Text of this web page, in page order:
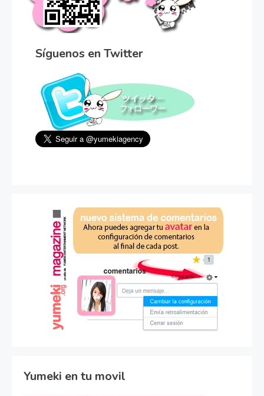
Síguenos en Twitter
Yumeki en tu movil